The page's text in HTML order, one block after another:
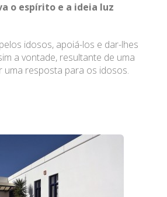
o espírito e a ideia luz
idosos, apoiá-los e dar-lhes
a vontade, resultante de uma
uma resposta para os idosos.